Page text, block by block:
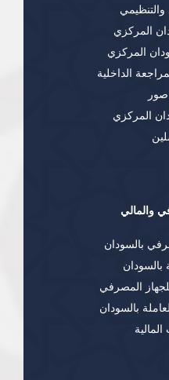
والتنظيمي
المركزي
المركزي
الداخلية
المركزي
والمالي
بالسودان
بالسودان
المصرفي
بالسودان